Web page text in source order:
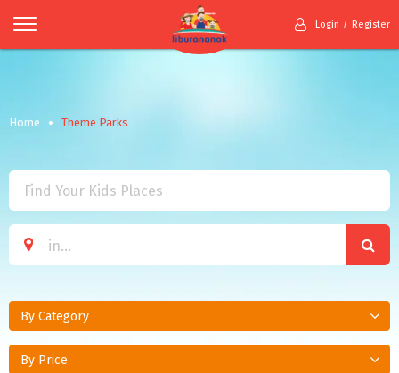
Login Register
Home Theme Parks
By Category
By Price